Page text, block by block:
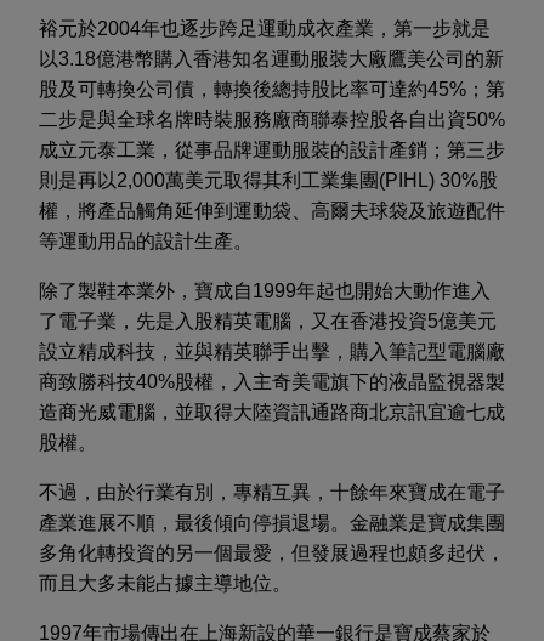
裕元於2004年也逐步跨足運動成衣產業，第一步就是
以3.18億港幣購入香港知名運動服裝大廠鷹美公司的新
股及可轉換公司債，轉換後總持股比率可達約45%；第
二步是與全球名牌時裝服務廠商聯泰控股各自出資50%
成立元泰工業，從事品牌運動服裝的設計產銷；第三步
則是再以2,000萬美元取得其利工業集團(PIHL) 30%股
權，將產品觸角延伸到運動袋、高爾夫球袋及旅遊配件
等運動用品的設計生產。
除了製鞋本業外，寶成自1999年起也開始大動作進入
了電子業，先是入股精英電腦，又在香港投資5億美元
設立精成科技，並與精英聯手出擊，購入筆記型電腦廠
商致勝科技40%股權，入主奇美電旗下的液晶監視器製
造商光威電腦，並取得大陸資訊通路商北京訊宜逾七成
股權。
不過，由於行業有別，專精互異，十餘年來寶成在電子
產業進展不順，最後傾向停損退場。金融業是寶成集團
多角化轉投資的另一個最愛，但發展過程也頗多起伏，
而且大多未能占據主導地位。
1997年市場傳出在上海新設的華一銀行是寶成蔡家於